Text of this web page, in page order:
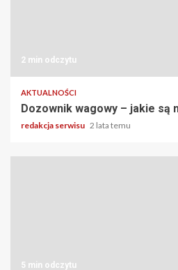
2 min odczytu
AKTUALNOŚCI
Dozownik wagowy – jakie są
redakcja serwisu 2 lata temu
5 min odczytu